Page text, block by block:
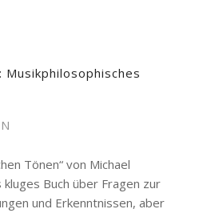
Musikphilosophisches
Tönen“ von Michael
Buch über Fragen zur
und Erkenntnissen, aber